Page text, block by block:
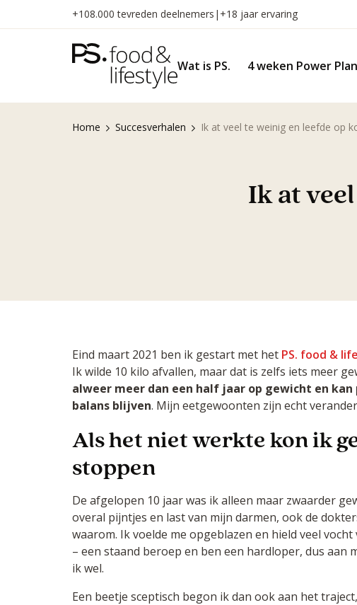
inhoud
+108.000 tevreden deelnemers | +18 jaar ervaring
Wat is PS. 4 weken Power Plan
Home Succesverhalen Ik at veel te weinig en leefde op
Ik at
Eind maart 2021 ben ik gestart met het PS. food &
Ik wilde 10 kilo afvallen, maar dat is zelfs iets meer
alweer meer dan een half jaar op gewicht en
balans blijven. Mijn eetgewoonten zijn echt
Als het niet werkte kon ik
stoppen
De afgelopen 10 jaar was ik alleen maar zwaarder
overal pijntjes en last van mijn darmen, ook de
waarom. Ik voelde me opgeblazen en hield veel
– een staand beroep en ben een hardloper, dus aan
ik wel.
Een beetje sceptisch begon ik dan ook aan het